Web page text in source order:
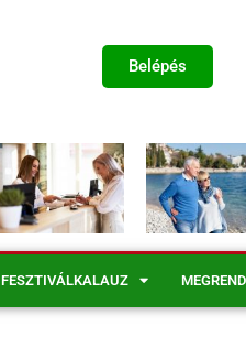
Belépés
FESZTIVÁLKALAUZ